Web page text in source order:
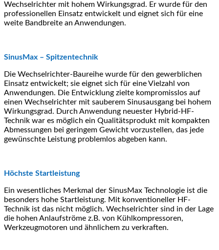
Wechselrichter mit hohem Wirkungsgrad. Er wurde für den
professionellen Einsatz entwickelt und eignet sich für eine
weite Bandbreite an Anwendungen.
SinusMax – Spitzentechnik
Die Wechselrichter-Baureihe wurde für den gewerblichen
Einsatz entwickelt; sie eignet sich für eine Vielzahl von
Anwendungen. Die Entwicklung zielte kompromisslos auf
einen Wechselrichter mit sauberem Sinusausgang bei hohem
Wirkungsgrad. Durch Anwendung neuester Hybrid-HF-
Technik war es möglich ein Qualitätsprodukt mit kompakten
Abmessungen bei geringem Gewicht vorzustellen, das jede
gewünschte Leistung problemlos abgeben kann.
Höchste Startleistung
Ein wesentliches Merkmal der SinusMax Technologie ist die
besonders hohe Startleistung. Mit konventioneller HF-
Technik ist das nicht möglich. Wechselrichter sind in der Lage
die hohen Anlaufströme z.B. von Kühlkompressoren,
Werkzeugmotoren und ähnlichem zu verkraften.